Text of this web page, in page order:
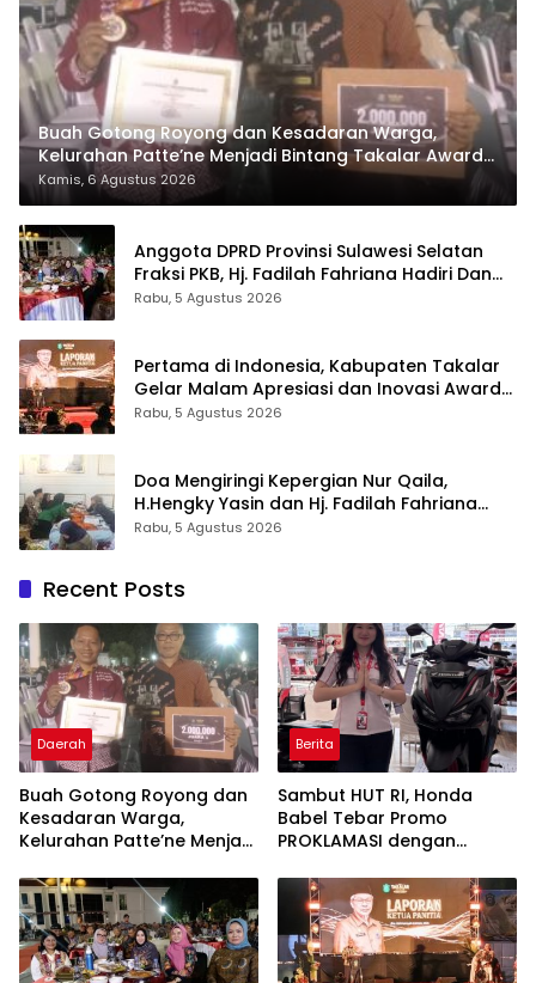
Buah Gotong Royong dan Kesadaran Warga,
Kelurahan Patte’ne Menjadi Bintang Takalar Award
2026
Kamis, 6 Agustus 2026
Anggota DPRD Provinsi Sulawesi Selatan
Fraksi PKB, Hj. Fadilah Fahriana Hadiri Dan
Beri Apresiasi : Takalar Menyalakan Lentera
Rabu, 5 Agustus 2026
Pertama di Indonesia, Kabupaten Takalar
Gelar Malam Apresiasi dan Inovasi Award
2026: Panggung Penghargaan bagi
Rabu, 5 Agustus 2026
Doa Mengiringi Kepergian Nur Qaila,
H.Hengky Yasin dan Hj. Fadilah Fahriana
Hadir Menguatkan Keluarga
Rabu, 5 Agustus 2026
Recent Posts
Daerah
Buah Gotong Royong dan
Kesadaran Warga,
Kelurahan Patte’ne Menjadi
2026
Berita
Sambut HUT RI, Honda
Babel Tebar Promo
PROKLAMASI dengan
Jutaan Rupiah